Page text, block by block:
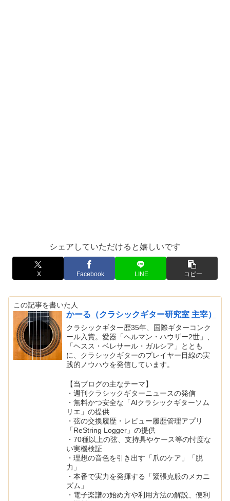
シェアしていただけると嬉しいです
X Facebook LINE コピー
この記事を書いた人
かーる（クラシックギター研究室 主宰）
クラシックギター歴35年、国際ギターコンク
ール入賞。愛器「ヘルマン・ハウザー2世」、
「ヘスス・ベレサール・ガルシア」ととも
に、クラシックギターのプレイヤー目線の実
践的ノウハウを発信しています。
【当ブログの主なテーマ】
・週刊クラシックギターニュースの発信
・無料かつ安全な「AIクラシックギターソム
リエ」の提供
・弦の交換履歴・レビュー履歴管理アプリ
「ReString Logger」の提供
・70種以上の弦、支持具やケース等の忖度な
い実機検証
・理想の音色を引き出す「爪のケア」「脱
力」
・本番で実力を発揮する「緊張克服のメカニ
ズム」
・電子楽譜の始め方や利用方法の解説、便利